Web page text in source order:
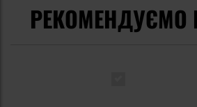
РЕКОМЕНДУЄМО